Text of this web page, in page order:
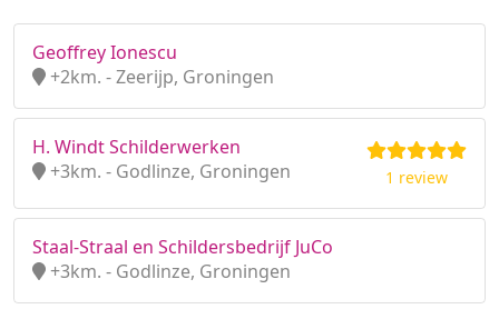
Geoffrey Ionescu
+2km. - Zeerijp, Groningen
H. Windt Schilderwerken
+3km. - Godlinze, Groningen
1 review
Staal-Straal en Schildersbedrijf JuCo
+3km. - Godlinze, Groningen